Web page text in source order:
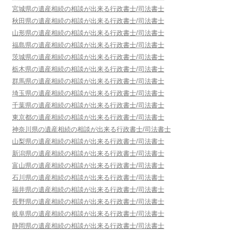
宮城県の遺産相続の相談が出来る行政書士/司法書士
秋田県の遺産相続の相談が出来る行政書士/司法書士
山形県の遺産相続の相談が出来る行政書士/司法書士
福島県の遺産相続の相談が出来る行政書士/司法書士
茨城県の遺産相続の相談が出来る行政書士/司法書士
栃木県の遺産相続の相談が出来る行政書士/司法書士
群馬県の遺産相続の相談が出来る行政書士/司法書士
埼玉県の遺産相続の相談が出来る行政書士/司法書士
千葉県の遺産相続の相談が出来る行政書士/司法書士
東京都の遺産相続の相談が出来る行政書士/司法書士
神奈川県の遺産相続の相談が出来る行政書士/司法書士
山梨県の遺産相続の相談が出来る行政書士/司法書士
新潟県の遺産相続の相談が出来る行政書士/司法書士
富山県の遺産相続の相談が出来る行政書士/司法書士
石川県の遺産相続の相談が出来る行政書士/司法書士
福井県の遺産相続の相談が出来る行政書士/司法書士
長野県の遺産相続の相談が出来る行政書士/司法書士
岐阜県の遺産相続の相談が出来る行政書士/司法書士
静岡県の遺産相続の相談が出来る行政書士/司法書士